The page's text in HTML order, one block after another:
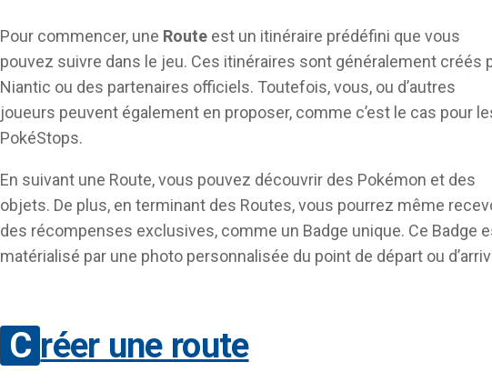
Pour commencer, une Route est un itinéraire prédéfini que vous
pouvez suivre dans le jeu. Ces itinéraires sont généralement créés
Niantic ou des partenaires officiels. Toutefois, vous, ou d’autres
joueurs peuvent également en proposer, comme c’est le cas pour
PokéStops.
En suivant une Route, vous pouvez découvrir des Pokémon et des
objets. De plus, en terminant des Routes, vous pourrez même
des récompenses exclusives, comme un Badge unique. Ce Badge
matérialisé par une photo personnalisée du point de départ ou
Créer une route